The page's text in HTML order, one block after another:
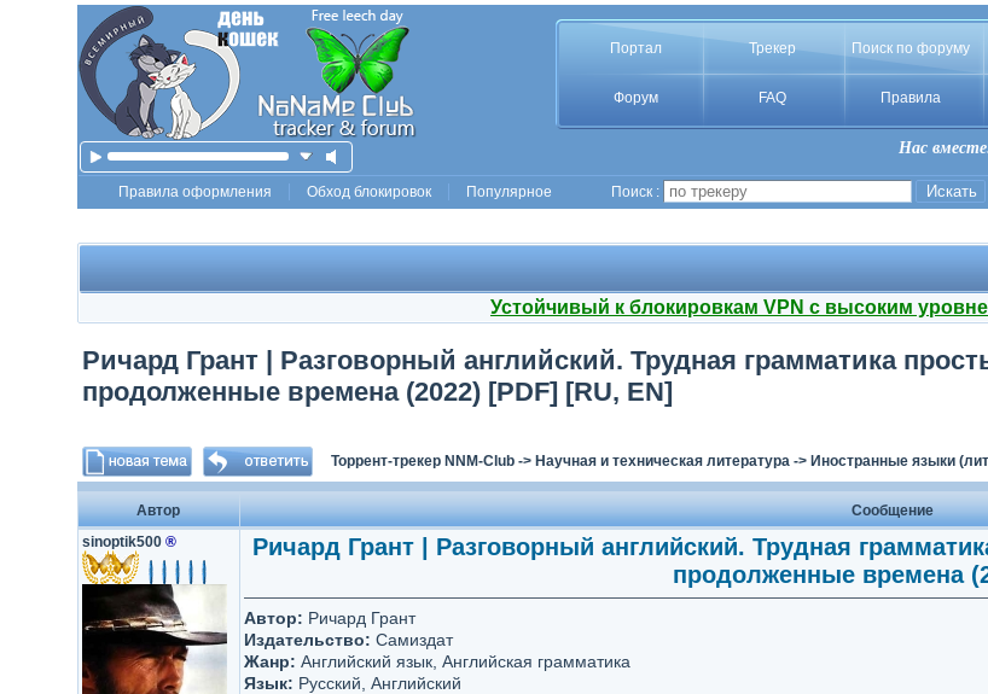
Портал Трекер Поиск по форуму
Форум FAQ Правила
Нас
Правила оформления Обход блокировок Популярное Поиск :
Устойчивый к блокировкам VPN с высоким
Ричард Грант | Разговорный английский. Трудная грамматика
продолженные времена (2022) [PDF] [RU, EN]
Торрент-трекер NNM-Club-> Научная и техническая литература-> Иностранные языки
Автор
Сообщение
sinoptik500 ®
Ричард Грант | Разговорный английский. Трудная
продолженные времена
Автор: Ричард Грант
Издательство: Самиздат
Жанр: Английский язык, Английская грамматика
Язык: Русский, Английский